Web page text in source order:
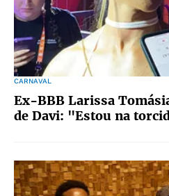
CARNAVAL
Ex-BBB Larissa
de Davi: "Estou na